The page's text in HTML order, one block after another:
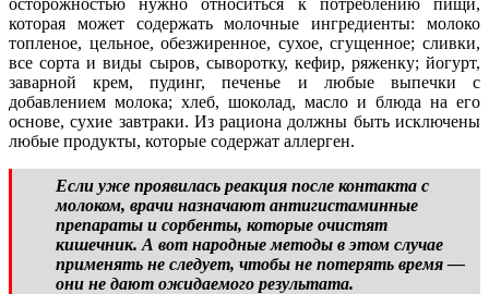
которая может содержать молочные ингредиенты: молоко
топленое, цельное, обезжиренное, сухое, сгущенное; сливки,
все сорта и виды сыров, сыворотку, кефир, ряженку; йогурт,
заварной крем, пудинг, печенье и любые выпечки с
добавлением молока; хлеб, шоколад, масло и блюда на его
основе, сухие завтраки. Из рациона должны быть исключены
любые продукты, которые содержат аллерген.
Если уже проявилась реакция после контакта с
молоком, врачи назначают антигистаминные
препараты и сорбенты, которые очистят
кишечник. А вот народные методы в этом случае
применять не следует, чтобы не потерять время —
они не дают ожидаемого результата.